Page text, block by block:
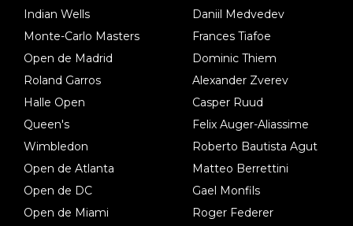
Indian Wells
Monte-Carlo Masters
Open de Madrid
Roland Garros
Halle Open
Queen's
Wimbledon
Open de Atlanta
Open de DC
Open de Miami
Daniil Medvedev
Frances Tiafoe
Dominic Thiem
Alexander Zverev
Casper Ruud
Felix Auger-Aliassime
Roberto Bautista Agut
Matteo Berrettini
Gael Monfils
Roger Federer